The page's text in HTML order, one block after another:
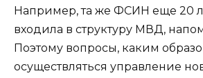
Например, та же ФСИН еще 20
входила в структуру МВД,
Поэтому вопросы, каким
осуществляться управление